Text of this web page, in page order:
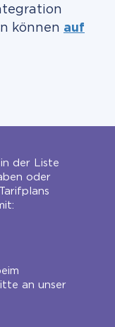
können auf
der Liste
oder
an unser